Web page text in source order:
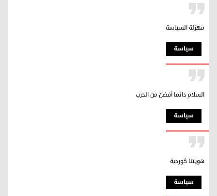
سیاسة
مهزلة السياسة
سیاسة
السلام دائما أفضلُ من الحرب
سیاسة
هويتنا كوردية